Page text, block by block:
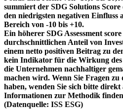
summiert der SDG Solutions
den niedrigsten negativen Einfluss
Bereich von -10 bis +10.
Ein höherer SDG Assessment
durchschnittlichen Anteil von
einem netto positiven Beitrag zu
kein Indikator für die Wirkung des
die Unternehmen nachhaltiger
machen wird. Wenn Sie Fragen zu
haben, wenden Sie sich bitte direkt
Informationen zur Methodik finden
(Datenquelle: ISS ESG)